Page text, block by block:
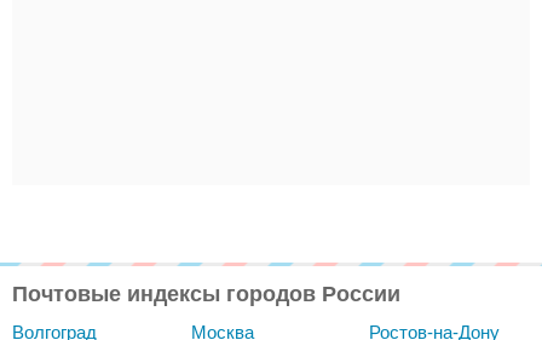
Почтовые индексы городов России
Волгоград Москва Ростов-на-Дону